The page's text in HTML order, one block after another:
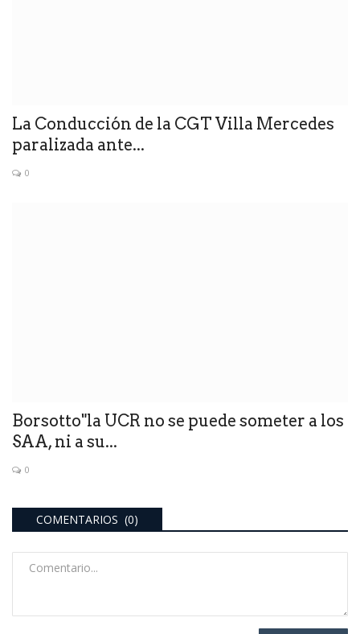
La Conducción de la CGT Villa Mercedes
paralizada ante...
0
Borsotto"la UCR no se puede someter a los
SAA, ni a su...
0
COMENTARIOS (0)